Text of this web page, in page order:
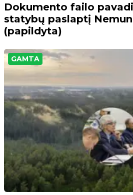
Dokumento failo
statybų paslaptį
(papildyta)
GAMTA